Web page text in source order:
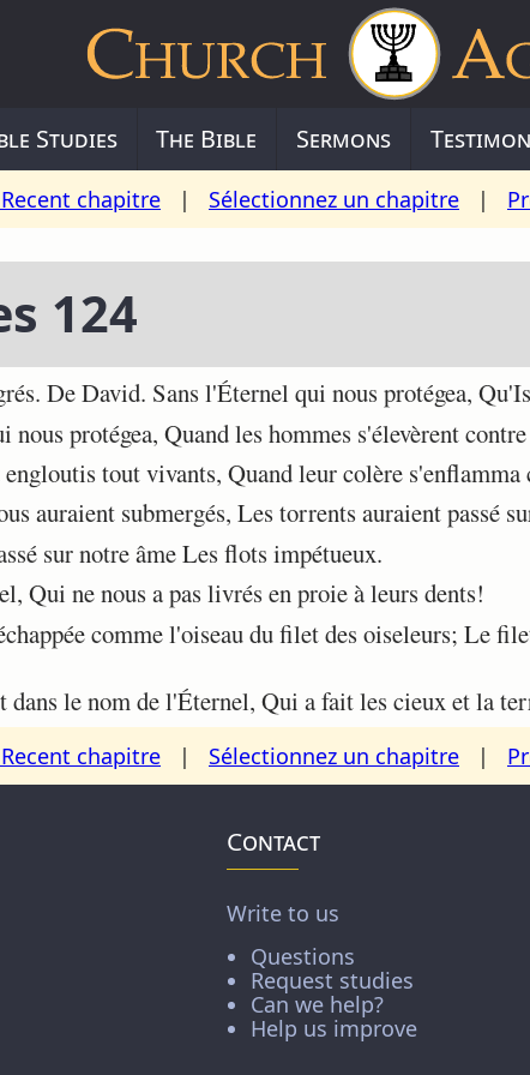
Studies The Bible Sermons
chapitre | Sélectionnez un chapitre |
124
De David. Sans l'Éternel qui nous protégea,
nous protégea, Quand les hommes s'élevèrent
tout vivants, Quand leur colère s'enflamma
auraient submergés, Les torrents auraient passé
sur notre âme Les flots impétueux.
Qui ne nous a pas livrés en proie à leurs dents!
comme l'oiseau du filet des oiseleurs; Le
dans le nom de l'Éternel, Qui a fait les cieux et la
chapitre | Sélectionnez un chapitre |
Contact
Write to us
Questions
Request studies
Can we help?
Help us improve